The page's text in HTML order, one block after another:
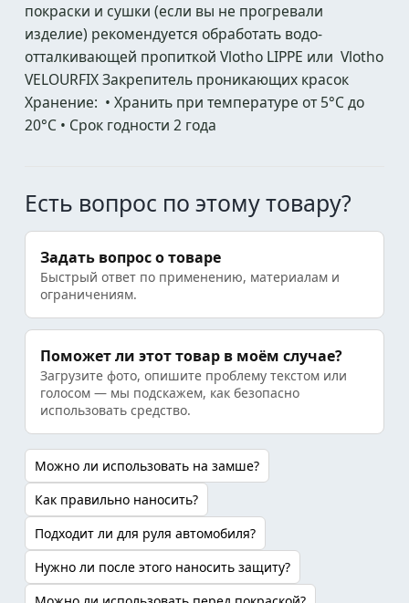
покраски и сушки (если вы не прогревали
изделие) рекомендуется обработать водо-
отталкивающей пропиткой Vlotho LIPPE или Vlotho
VELOURFIX Закрепитель проникающих красок
Хранение: • Хранить при температуре от 5°С до
20°С • Срок годности 2 года
Есть вопрос по этому товару?
Задать вопрос о товаре
Быстрый ответ по применению, материалам и
ограничениям.
Поможет ли этот товар в моём случае?
Загрузите фото, опишите проблему текстом или
голосом — мы подскажем, как безопасно
использовать средство.
Можно ли использовать на замше?
Как правильно наносить?
Подходит ли для руля автомобиля?
Нужно ли после этого наносить защиту?